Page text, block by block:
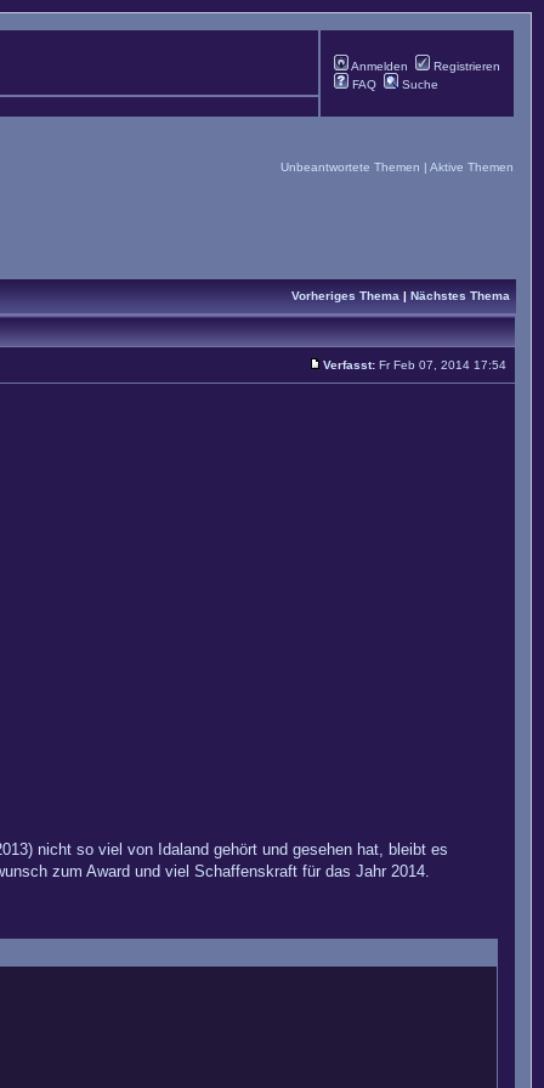
Anmelden
Registrieren
FAQ
Suche
Unbeantwortete Themen | Aktive Themen
Vorheriges Thema | Nächstes Thema
Verfasst: Fr Feb 07, 2014 17:54
nicht so viel von Idaland gehört und gesehen hat, bleibt es
zum Award und viel Schaffenskraft für das Jahr 2014.